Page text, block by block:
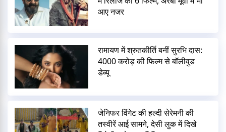
आए नजर
रामायण में श्रुतकीर्ति बनीं सुरभि दास:
4000 करोड़ की फिल्म से बॉलीवुड
डेब्यू
जेनिफर विंगेट की हल्दी सेरेमनी की
तस्वीरें आई सामने, देसी लुक में दिखे